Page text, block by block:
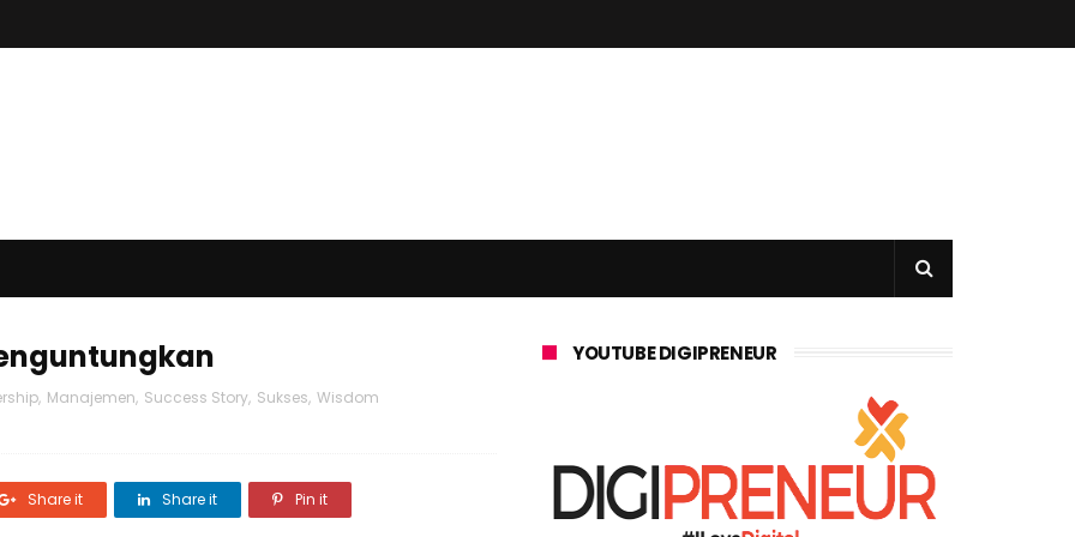
, Manajemen, Success Story, Sukses, Wisdom
Share it Share it Pin it
YOUTUBE DIGIPRENEUR